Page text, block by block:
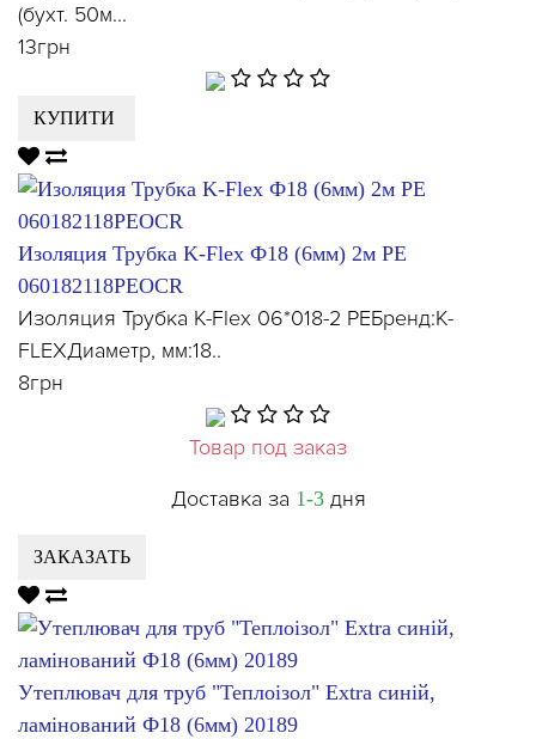
(бухт. 50м...
13грн
КУПИТИ
Изоляция Трубка K-Flex Ф18 (6мм) 2м PE
060182118PEOCR
Изоляция Трубка K-Flex 06*018-2 PEБренд:K-
FLEXДиаметр, мм:18..
8грн
Товар под заказ
Доставка за 1-3дня
ЗАКАЗАТЬ
Утеплювач для труб "Теплоізол" Extra синій,
ламінований Ф18 (6мм) 20189